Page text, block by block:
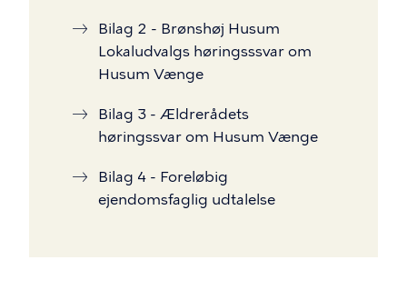
Bilag 2 - Brønshøj Husum
Lokaludvalgs høringsssvar om
Husum Vænge
Bilag 3 - Ældrerådets
høringssvar om Husum Vænge
Bilag 4 - Foreløbig
ejendomsfaglig udtalelse